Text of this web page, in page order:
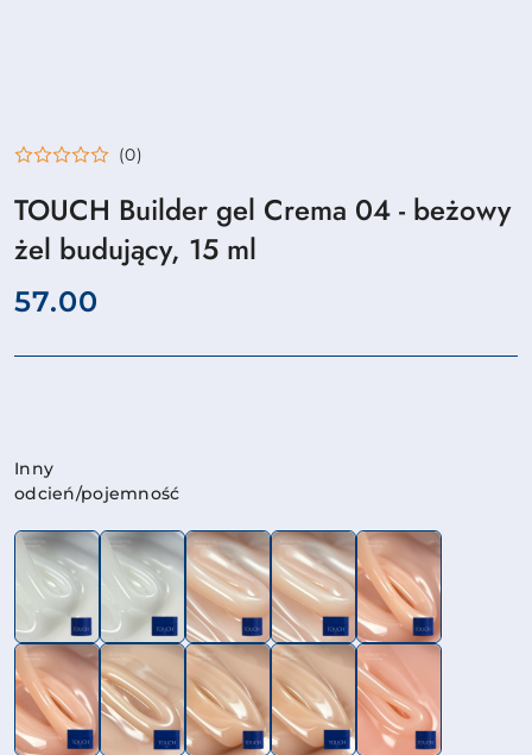
(0)
TOUCH Builder gel Crema 04 - beżowy
żel budujący, 15 ml
cena:
57.00
Wariant
Inny
odcień/pojemność